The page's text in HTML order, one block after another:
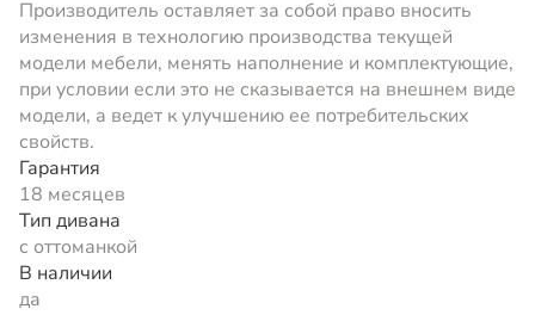
Производитель оставляет за собой право вносить
изменения в технологию производства текущей
модели мебели, менять наполнение и комплектующие,
при условии если это не сказывается на внешнем виде
модели, а ведет к улучшению ее потребительских
свойств.
Гарантия
18 месяцев
Тип дивана
с оттоманкой
В наличии
да